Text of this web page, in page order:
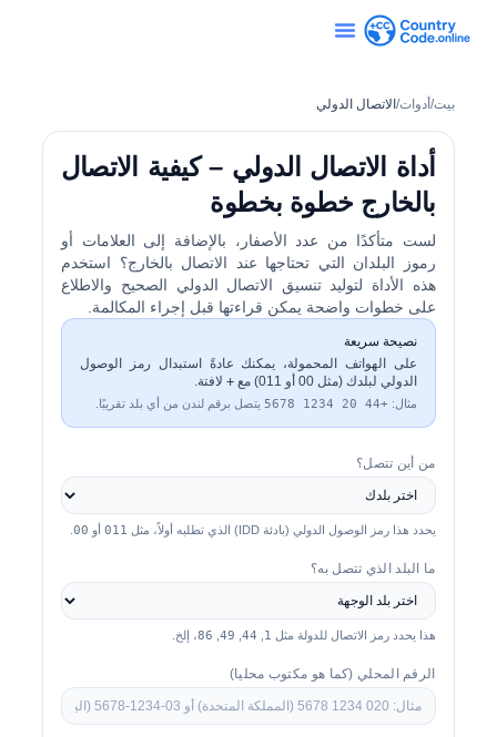
بيت/ أدوات/ الاتصال الدولي
أداة الاتصال الدولي – كيفية الاتصال
بالخارج خطوة بخطوة
لست متأكدًا من عدد الأصفار، بالإضافة إلى العلامات أو
رموز البلدان التي تحتاجها عند الاتصال بالخارج؟ استخدم
هذه الأداة لتوليد تنسيق الاتصال الدولي الصحيح والاطلاع
على خطوات واضحة يمكن قراءتها قبل إجراء المكالمة.
نصيحة سريعة
على الهواتف المحمولة، يمكنك عادةً استبدال رمز الوصول
الدولي لبلدك (مثل 00 أو 011) مع
+ لافتة.
مثال: +44 20 1234 5678 يتصل برقم لندن من أي بلد تقريبًا.
من أين تتصل؟
يحدد هذا رمز الوصول الدولي (بادئة IDD) الذي تطلبه أولاً، مثل 011 أو 00
ما البلد الذي تتصل به؟
هذا يحدد رمز الاتصال للدولة مثل 1
44
49
86، إلخ.
الرقم المحلي (كما هو مكتوب محليا)